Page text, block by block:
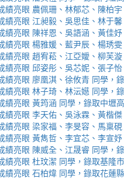
亮眼 農佩珊、林郁芯、陳柏
亮眼 江昶毅、吳思佳、林于
亮眼 陳祥恩、吳語涵、黃佳
亮眼 楊雅媛、藍尹辰、楊琇
亮眼 趙宥菘、江亞嬡、柳芙
亮眼 邱姿彤、吳芯妮、張子
亮眼 廖凰淇、徐攸青 同學，
亮眼 林子琦、林沄嬨 同學，
亮眼 黃筠涵 同學，錄取中壢高
亮眼 李天佑、吳泳霖、黃楷
亮眼 梁家福、李旻容、馬稟
亮眼 黃雋哲、李宜芯、李宣
亮眼 陳威全、江晟睿 同學，
亮眼 杜玟潔 同學，錄取基隆
亮眼 石柏煒 同學，錄取花蓮